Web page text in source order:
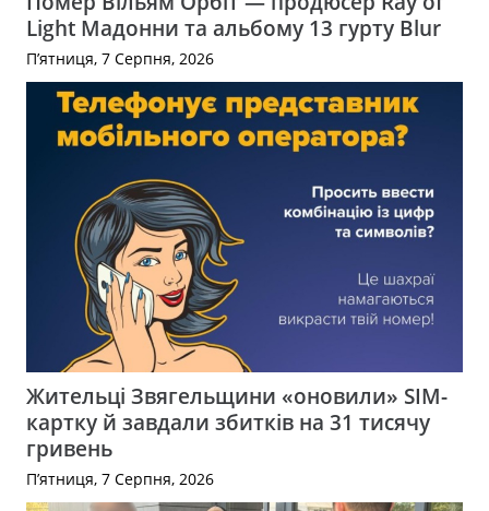
Light Мадонни та альбому 13 гурту Blur
П’ятниця, 7 Серпня, 2026
Жительці Звягельщини «оновили» SIM-
картку й завдали збитків на 31 тисячу
гривень
П’ятниця, 7 Серпня, 2026